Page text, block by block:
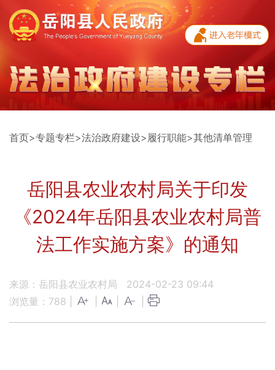
首页>专题专栏>法治政府建设>履行职能>其他清单管理
岳阳县农业农村局关于印发
《2024年岳阳县农业农村局普
法工作实施方案》的通知
来源：岳阳县农业农村局
2024-02-23 09:44
浏览量： 788